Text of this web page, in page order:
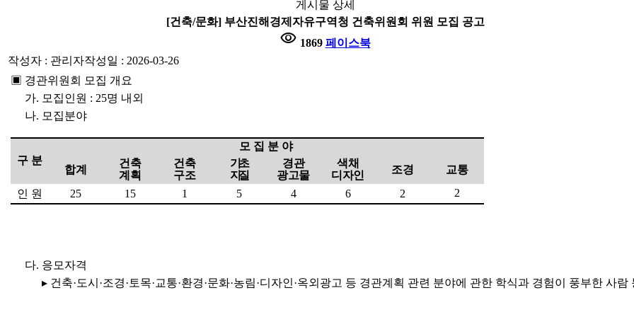
게시물 상세
[건축/문화] 부산진해경제자유구역청 건축위원회 위원 모집 공고
visibility 1869 페이스북
작성자 : 관리자작성일 : 2026-03-26
▣ 경관위원회 모집 개요
가. 모집인원 : 25명 내외
나. 모집분야
구 분
모 집 분 야
합계
건축
계획
건축
구조
기초
지질
경관
광고물
색채
디자인
조경
교통
인 원
25 15 1 5 4 6 2 2
다. 응모자격
▸ 건축·도시·조경·토목·교통·환경·문화·농림·디자인·옥외광고 등 경관계획 관련 분야에 관한 학식과 경험이 풍부한 사람